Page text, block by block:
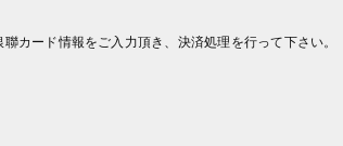
カード情報をご入力頂き、決済処理を行って下さい。